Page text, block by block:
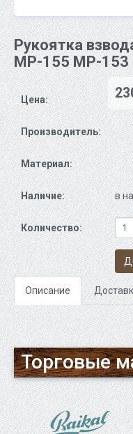
Рукоятка
МР-155 МР-153
Цена:
Производитель:
Материал:
Наличие: в
Количество:
Описание
Торговые